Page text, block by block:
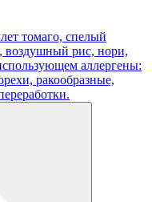
томаго, спелый
воздушный рис, нори,
аллергены:
ракообразные,